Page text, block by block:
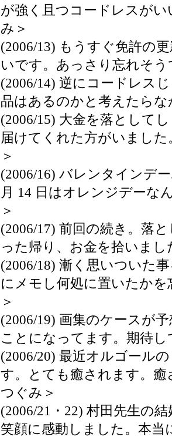
が強く且つコードレスが
み＞
(2006/13) もうすぐ免許の
いです。あっさり忘れそ
(2006/14) 逆にコードレス
品はあるのかと考えたら
(2006/15) 大金を落として
届けてくれた方がいまし
＞
(2006/16) バレンタインデ
月 14 日はオレンジデーな
＞
(2006/17) 前回の続き。落
った帰り、お金を拾いま
(2006/18) 漸く思いついた
にメモし何処に置いたか
＞
(2006/19) 画集のケースが
ことになってます。期待
(2006/20) 最近オルゴール
す。とても癒されます。
つぐみ＞
(2006/21・22) 村田先生の
笑顔に感動しました。本当